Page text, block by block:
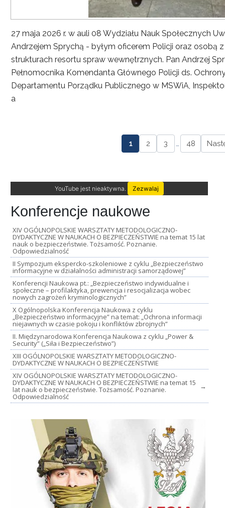
27 maja 2026 r. w auli 08 Wydziału Nauk Społecznych
Andrzejem Sprychą - byłym oficerem Policji oraz osobą
strukturach resortu spraw wewnętrznych. Pan Andrzej
Pełnomocnika Komendanta Głównego Policji ds.
Departamentu Porządku Publicznego w MSWiA,
a
1 2 3 … 48
YouTube jest nieaktywna. Zezwalaj
Konferencje naukowe
XIV OGÓLNOPOLSKIE WARSZTATY METODOLOGICZNO-
DYDAKTYCZNE W NAUKACH O BEZPIECZEŃSTWIE na temat 15 lat
nauk o bezpieczeństwie. Tożsamość. Poznanie.
Odpowiedzialność
II Sympozjum ekspercko-szkoleniowe z cyklu „Bezpieczeństwo
informacyjne w działalności administracji samorządowej”
Konferencji Naukowa pt.: „Bezpieczeństwo indywidualne i
społeczne – profilaktyka, prewencja i resocjalizacja wobec
nowych zagrożeń kryminologicznych”
X Ogólnopolska Konferencja Naukowa z cyklu
„Bezpieczeństwo informacyjne” na temat: „Ochrona informacji
niejawnych w czasie pokoju i konfliktów zbrojnych”
II. Międzynarodowa Konferencja Naukowa z cyklu „Power &
Security” („Siła i Bezpieczeństwo”)
XIII OGÓLNOPOLSKIE WARSZTATY METODOLOGICZNO-
DYDAKTYCZNE W NAUKACH O BEZPIECZEŃSTWIE
XIV OGÓLNOPOLSKIE WARSZTATY METODOLOGICZNO-
DYDAKTYCZNE W NAUKACH O BEZPIECZEŃSTWIE na temat 15
lat nauk o bezpieczeństwie. Tożsamość. Poznanie.
Odpowiedzialność
→